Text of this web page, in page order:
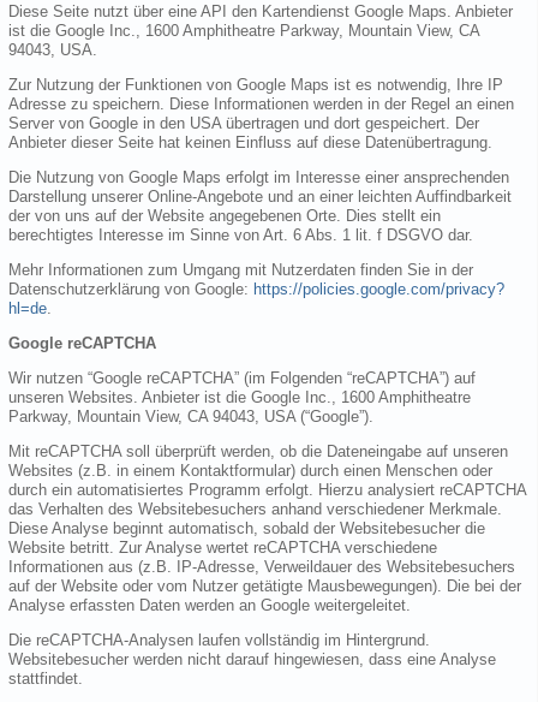
Diese Seite nutzt über eine API den Kartendienst Google Maps. Anbieter
ist die Google Inc., 1600 Amphitheatre Parkway, Mountain View, CA
94043, USA.
Zur Nutzung der Funktionen von Google Maps ist es notwendig, Ihre IP
Adresse zu speichern. Diese Informationen werden in der Regel an einen
Server von Google in den USA übertragen und dort gespeichert. Der
Anbieter dieser Seite hat keinen Einfluss auf diese Datenübertragung.
Die Nutzung von Google Maps erfolgt im Interesse einer ansprechenden
Darstellung unserer Online-Angebote und an einer leichten Auffindbarkeit
der von uns auf der Website angegebenen Orte. Dies stellt ein
berechtigtes Interesse im Sinne von Art. 6 Abs. 1 lit. f DSGVO dar.
Mehr Informationen zum Umgang mit Nutzerdaten finden Sie in der
Datenschutzerklärung von Google: https://policies.google.com/privacy?
hl=de
Google reCAPTCHA
Wir nutzen “Google reCAPTCHA” (im Folgenden “reCAPTCHA”) auf
unseren Websites. Anbieter ist die Google Inc., 1600 Amphitheatre
Parkway, Mountain View, CA 94043, USA (“Google”).
Mit reCAPTCHA soll überprüft werden, ob die Dateneingabe auf unseren
Websites (z.B. in einem Kontaktformular) durch einen Menschen oder
durch ein automatisiertes Programm erfolgt. Hierzu analysiert reCAPTCHA
das Verhalten des Websitebesuchers anhand verschiedener Merkmale.
Diese Analyse beginnt automatisch, sobald der Websitebesucher die
Website betritt. Zur Analyse wertet reCAPTCHA verschiedene
Informationen aus (z.B. IP-Adresse, Verweildauer des Websitebesuchers
auf der Website oder vom Nutzer getätigte Mausbewegungen). Die bei der
Analyse erfassten Daten werden an Google weitergeleitet.
Die reCAPTCHA-Analysen laufen vollständig im Hintergrund.
Websitebesucher werden nicht darauf hingewiesen, dass eine Analyse
stattfindet.